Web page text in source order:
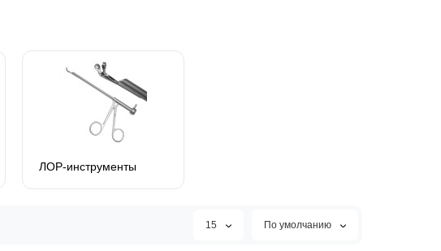
ЛОР-инструменты
15 По умолчанию